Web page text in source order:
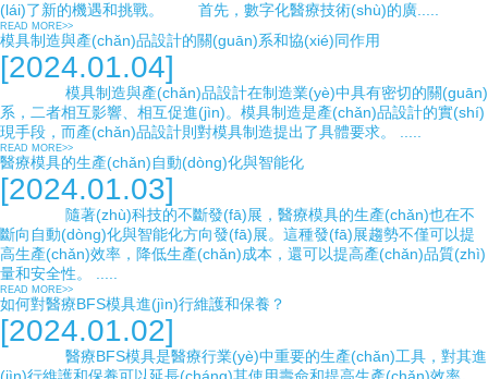
(lái)了新的機遇和挑戰。 首先，數字化醫療技術(shù)的廣.....
READ MORE>>
模具制造與產(chǎn)品設計的關(guān)系和協(xié)同作用
[2024.01.04]
模具制造與產(chǎn)品設計在制造業(yè)中具有密切的關(guān)
系，二者相互影響、相互促進(jìn)。模具制造是產(chǎn)品設計的實(shí)
現手段，而產(chǎn)品設計則對模具制造提出了具體要求。 .....
READ MORE>>
醫療模具的生產(chǎn)自動(dòng)化與智能化
[2024.01.03]
隨著(zhù)科技的不斷發(fā)展，醫療模具的生產(chǎn)也在不
斷向自動(dòng)化與智能化方向發(fā)展。這種發(fā)展趨勢不僅可以提
高生產(chǎn)效率，降低生產(chǎn)成本，還可以提高產(chǎn)品質(zhì)
量和安全性。 .....
READ MORE>>
如何對醫療BFS模具進(jìn)行維護和保養？
[2024.01.02]
醫療BFS模具是醫療行業(yè)中重要的生產(chǎn)工具，對其進